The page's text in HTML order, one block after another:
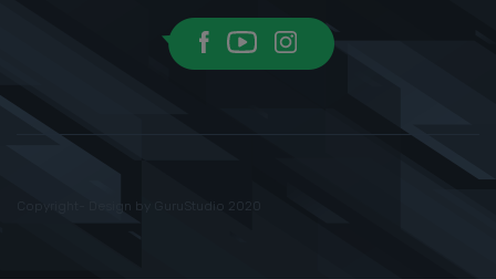
Copyright- Design by GuruStudio 2020